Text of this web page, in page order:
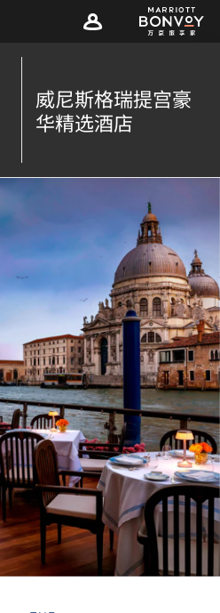
威尼斯格瑞提宫豪
华精选酒店